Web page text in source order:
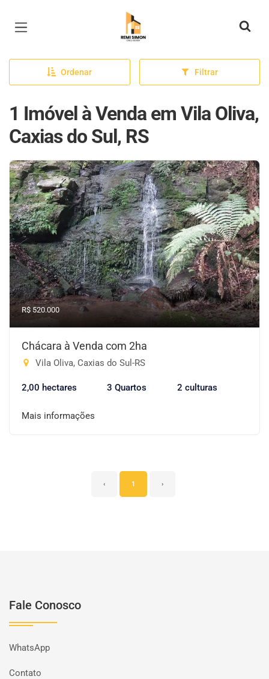
Página inicial
Ordenar Filtrar
1 Imóvel à Venda em Vila Oliva,
Caxias do Sul, RS
R$ 520.000
Chácara à Venda com 2ha
Vila Oliva, Caxias do Sul-RS
2,00 hectares 3 Quartos 2 culturas
Mais informações
‹ 1 ›
Fale Conosco
WhatsApp
Contato